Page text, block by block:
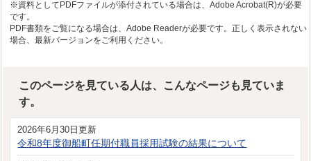
※資料としてPDFファイルが添付されている場合は、Adobe Acrobat(R)が必要
です。
PDF書類をご覧になる場合は、Adobe Readerが必要です。正しく表示されない
場合、最新バージョンをご利用ください。
このページを見ている人は、こんなページも見ていま
す。
2026年6月30日更新
令和8年度御船町任期付職員採用試験の結果について